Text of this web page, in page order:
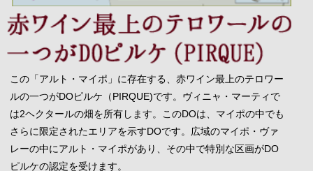
この「アルト・マイポ」に存在する、赤ワイン最上のテロワー
ルの一つがDOピルケ（PIRQUE)です。ヴィニャ・マーティで
は2ヘクタールの畑を所有します。このDOは、マイポの中でも
さらに限定されたエリアを示すDOです。広域のマイポ・ヴァ
レーの中にアルト・マイポがあり、その中で特別な区画がDO
ピルケの認定を受けます。